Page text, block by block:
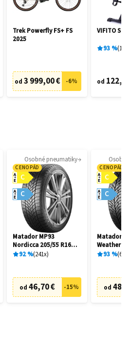
Trek Powerfly FS+ FS
2025
od 3 999,00 € -6%
VIFITO
93% 14
od
Osobné pneumatiky
CENOPÁD
C
A
E
C
A
E
Matador MP93
Nordicca 205/55 R16
91H
92% 241x
od 46,70 € -15%
CENOPÁD
C
A
E
C
A
E
Matador
Weather
R16 91H
93% 69
od